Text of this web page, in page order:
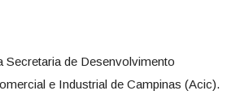
Secretaria de Desenvolvimento
e Industrial de Campinas (Acic).